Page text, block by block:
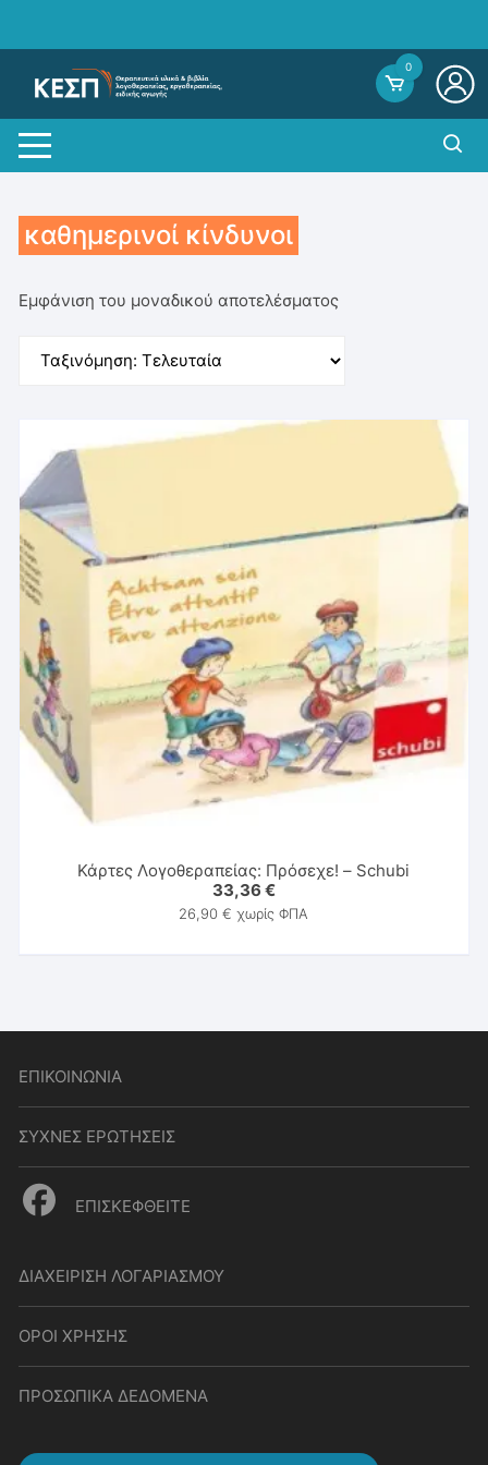
0
καθημερινοί κίνδυνοι
Εμφάνιση του μοναδικού αποτελέσματος
Κάρτες Λογοθεραπείας: Πρόσεχε! – Schubi
33,36 €
26,90€ χωρίς ΦΠΑ
ΕΠΙΚΟΙΝΩΝΙΑ
ΣΥΧΝΕΣ ΕΡΩΤΗΣΕΙΣ
ΕΠΙΣΚΕΦΘΕΙΤΕ
ΔΙΑΧΕΙΡΙΣΗ ΛΟΓΑΡΙΑΣΜΟΥ
ΟΡΟΙ ΧΡΗΣΗΣ
ΠΡΟΣΩΠΙΚΑ ΔΕΔΟΜΕΝΑ